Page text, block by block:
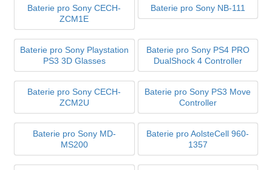
Baterie pro Sony CECH-
ZCM1E
Baterie pro Sony NB-111
Baterie pro Sony Playstation
PS3 3D Glasses
Baterie pro Sony PS4 PRO
DualShock 4 Controller
Baterie pro Sony CECH-
ZCM2U
Baterie pro Sony PS3 Move
Controller
Baterie pro Sony MD-
MS200
Baterie pro AolsteCell 960-
1357